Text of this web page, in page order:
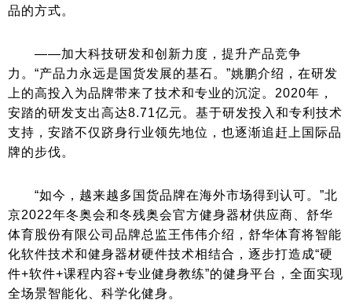
品的方式。
——加大科技研发和创新力度，提升产品竞争
力。“产品力永远是国货发展的基石。”姚鹏介绍，在研发
上的高投入为品牌带来了技术和专业的沉淀。2020年，
安踏的研发支出高达8.71亿元。基于研发投入和专利技术
支持，安踏不仅跻身行业领先地位，也逐渐追赶上国际品
牌的步伐。
“如今，越来越多国货品牌在海外市场得到认可。”北
京2022年冬奥会和冬残奥会官方健身器材供应商、 舒华
体育股份有限公司品牌总监王伟伟介绍，舒华体育将智能
化软件技术和健身器材硬件技术相结合，逐步打造成“硬
件+软件+课程内容+专业健身教练”的健身平台，全面实现
全场景智能化、科学化健身。